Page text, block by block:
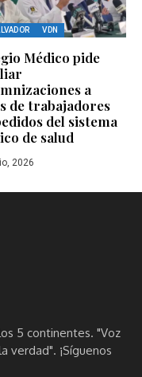
VDN
Médico pide
a
de trabajadores
del sistema
de salud
2026
5 continentes. "Voz
verdad". ¡Síguenos